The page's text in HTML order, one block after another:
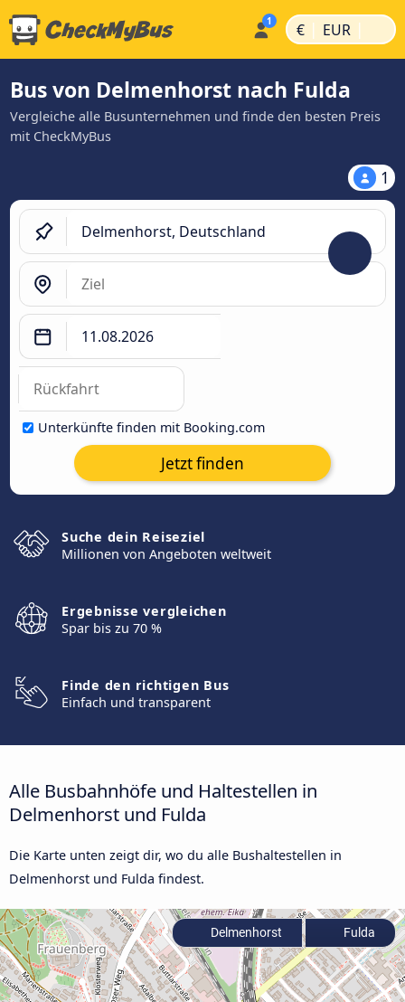
€ | EUR |
Bus von Delmenhorst nach Fulda
Vergleiche alle Busunternehmen und finde den besten Preis
mit CheckMyBus
1
Unterkünfte finden mit Booking.com
Jetzt finden
Suche dein Reiseziel
Millionen von Angeboten weltweit
Ergebnisse vergleichen
Spar bis zu 70 %
Finde den richtigen Bus
Einfach und transparent
Alle Busbahnhöfe und Haltestellen in
Delmenhorst und Fulda
Die Karte unten zeigt dir, wo du alle Bushaltestellen in
Delmenhorst und Fulda findest.
Delmenhorst Fulda